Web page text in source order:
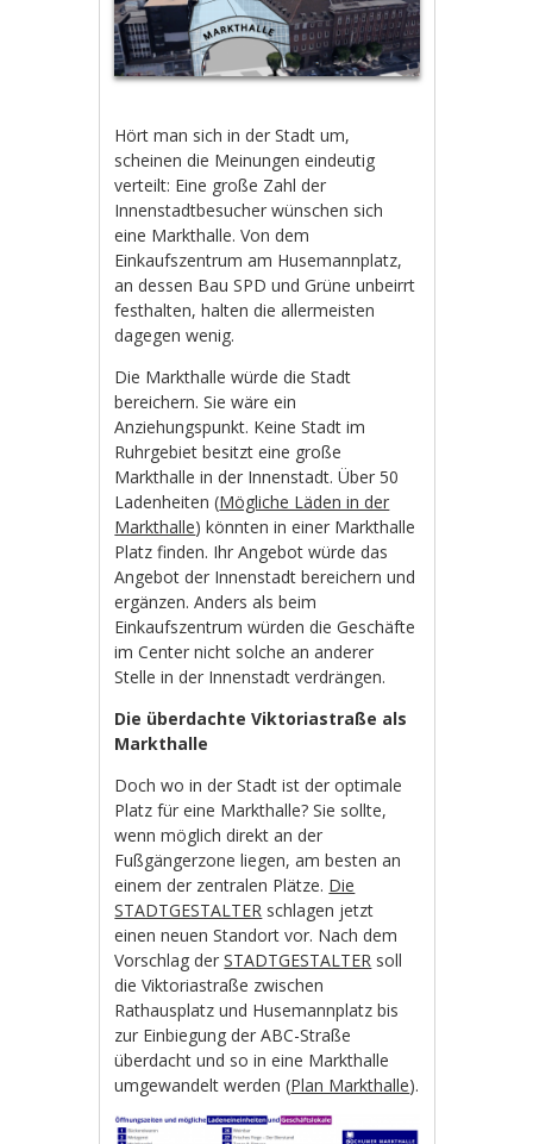
Hört man sich in der Stadt um,
scheinen die Meinungen eindeutig
verteilt: Eine große Zahl der
Innenstadtbesucher wünschen sich
eine Markthalle. Von dem
Einkaufszentrum am Husemannplatz,
an dessen Bau SPD und Grüne unbeirrt
festhalten, halten die allermeisten
dagegen wenig.
Die Markthalle würde die Stadt
bereichern. Sie wäre ein
Anziehungspunkt. Keine Stadt im
Ruhrgebiet besitzt eine große
Markthalle in der Innenstadt. Über 50
Ladenheiten (Mögliche Läden in der
Markthalle) könnten in einer Markthalle
Platz finden. Ihr Angebot würde das
Angebot der Innenstadt bereichern und
ergänzen. Anders als beim
Einkaufszentrum würden die Geschäfte
im Center nicht solche an anderer
Stelle in der Innenstadt verdrängen.
Die überdachte Viktoriastraße als
Markthalle
Doch wo in der Stadt ist der optimale
Platz für eine Markthalle? Sie sollte,
wenn möglich direkt an der
Fußgängerzone liegen, am besten an
einem der zentralen Plätze. Die
STADTGESTALTER schlagen jetzt
einen neuen Standort vor. Nach dem
Vorschlag derSTADTGESTALTER soll
die Viktoriastraße zwischen
Rathausplatz und Husemannplatz bis
zur Einbiegung der ABC-Straße
überdacht und so in eine Markthalle
umgewandelt werden (Plan Markthalle).